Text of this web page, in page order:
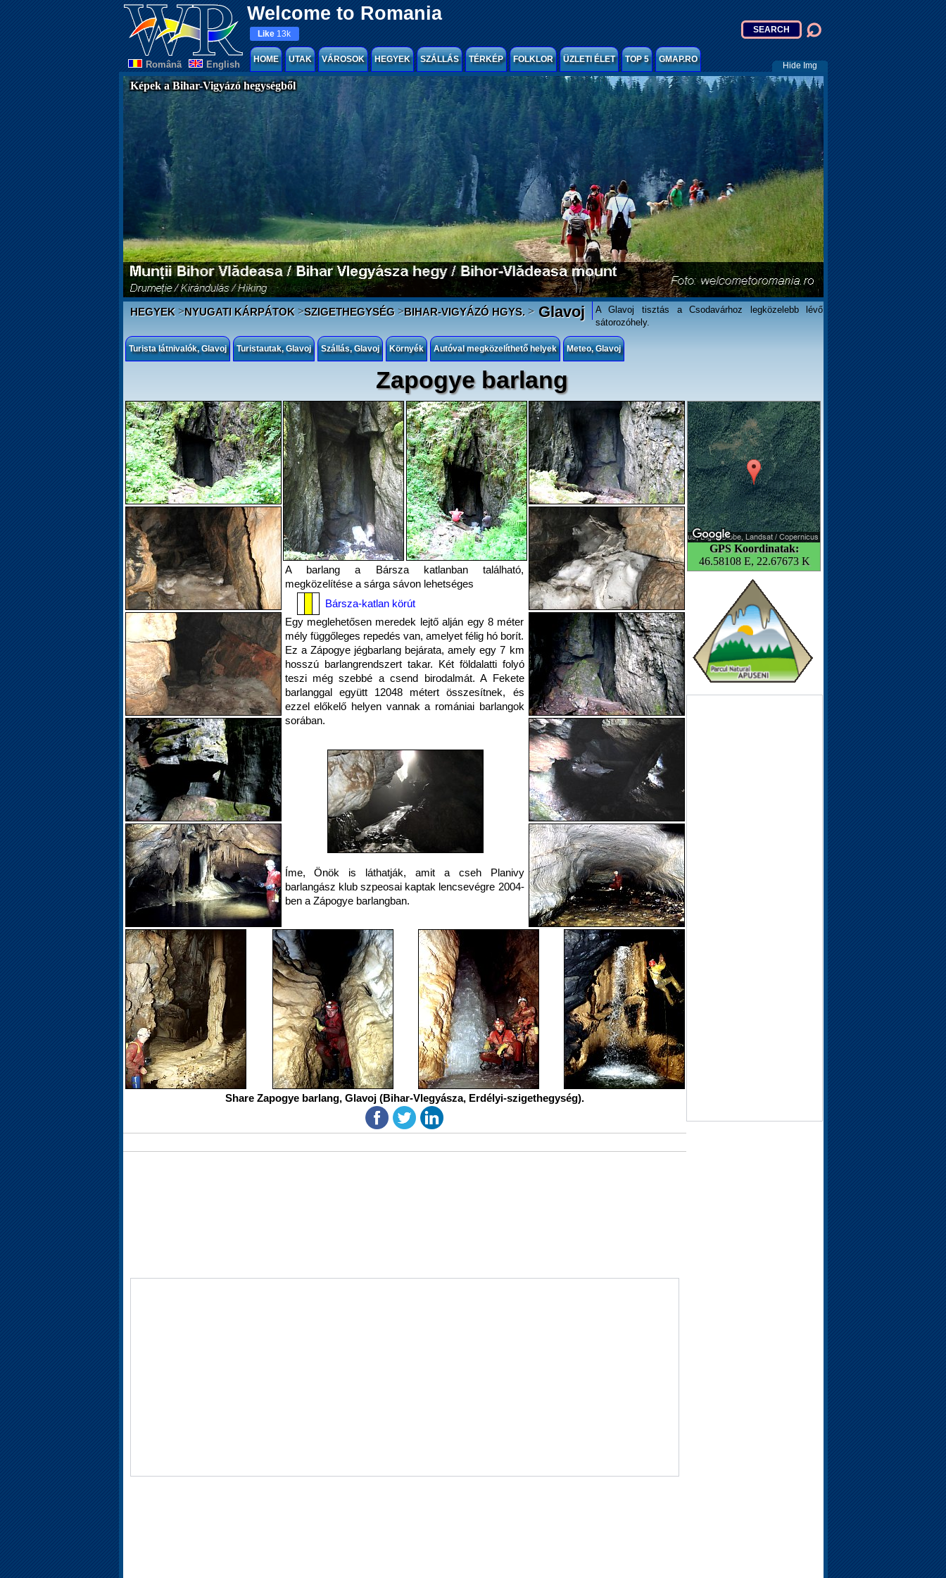
Welcome to Romania
Românã English
Like 13k
HOME UTAK VÁROSOK HEGYEK SZÁLLÁS TÉRKÉP FOLKLOR ÜZLETI ÉLET TOP 5 GMAP.RO
Hide Img
Képek a Bihar-Vigyázó hegységből
HEGYEK>NYUGATI KÁRPÁTOK>SZIGETHEGYSÉG>BIHAR-VIGYÁZÓ HGYS. >Glavoj
A Glavoj tisztás a Csodavárhoz legközelebb lévő
sátorozóhely.
Turista látnivalók, Glavoj Turistautak, Glavoj Szállás, Glavoj Környék Autóval megközelíthető helyek Meteo, Glavoj
Zapogye barlang
GPS Koordinatak:
46.58108 E, 22.67673 K
A barlang a Bársza katlanban található,
megközelítése a sárga sávon lehetséges
Bársza-katlan körút
Egy meglehetősen meredek lejtő alján egy 8 méter
mély függőleges repedés van, amelyet félig hó borít.
Ez a Zápogye jégbarlang bejárata, amely egy 7 km
hosszú barlangrendszert takar. Két földalatti folyó
teszi még szebbé a csend birodalmát. A Fekete
barlanggal együtt 12048 métert összesítnek, és
ezzel előkelő helyen vannak a romániai barlangok
sorában.
Íme, Önök is láthatják, amit a cseh Planivy
barlangász klub szpeosai kaptak lencsevégre 2004-
ben a Zápogye barlangban.
Share Zapogye barlang, Glavoj (Bihar-Vlegyásza, Erdélyi-szigethegység).